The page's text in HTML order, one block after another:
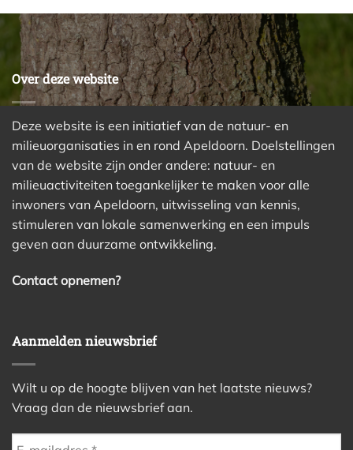
Over deze website
Deze website is een initiatief van de natuur- en
milieuorganisaties in en rond Apeldoorn. Doelstellingen
van de website zijn onder andere: natuur- en
milieuactiviteiten toegankelijker te maken voor alle
inwoners van Apeldoorn, uitwisseling van kennis,
stimuleren van lokale samenwerking en een impuls
geven aan duurzame ontwikkeling.
Contact opnemen?
Aanmelden nieuwsbrief
Wilt u op de hoogte blijven van het laatste nieuws?
Vraag dan de nieuwsbrief aan.